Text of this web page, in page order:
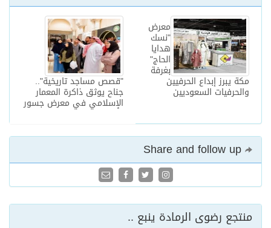
"قصص مساجد تاريخية"..
جناح يوثق ذاكرة المعمار
الإسلامي في معرض جسور
معرض
"نسك
هدايا
الحاج"
بغرفة
مكة يبرز إبداع الحرفيين
والحرفيات السعوديين
منتجع رضوى الرمادة ينبع ..